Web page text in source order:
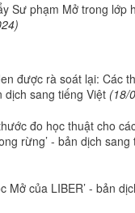
Sư phạm Mở trong lớp
được rà soát lại: Các
dịch sang tiếng Việt (18/
đo học thuật cho
rừng’ - bản dịch sang
Mở của LIBER’ - bản